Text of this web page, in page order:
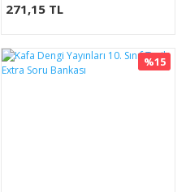
271,15 TL
%15